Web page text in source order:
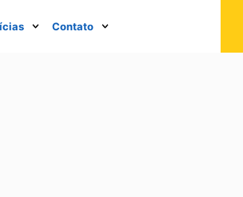
Contato